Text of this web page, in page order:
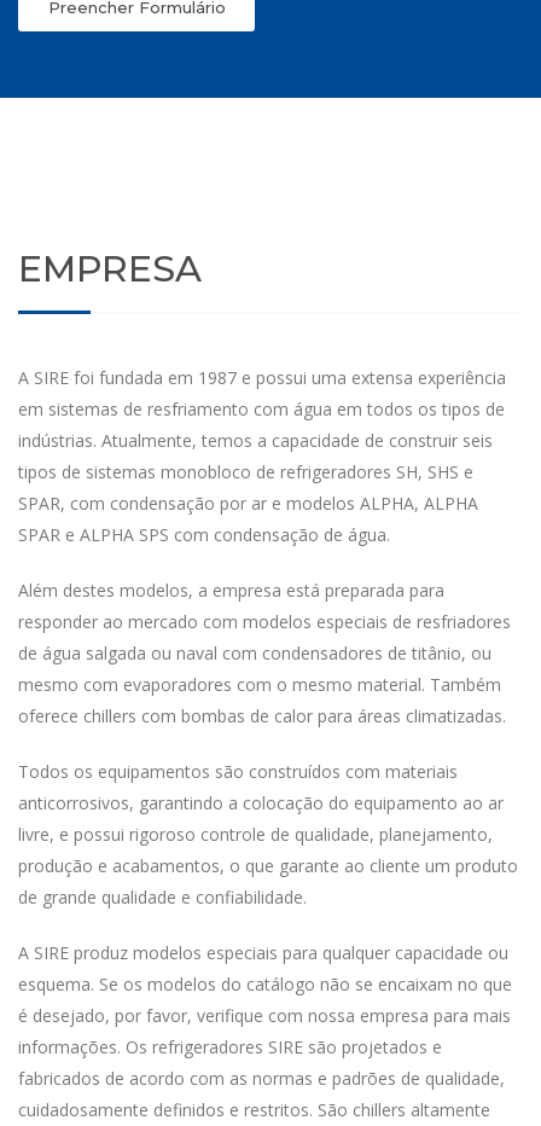
Preencher Formulário
EMPRESA
A SIRE foi fundada em 1987 e possui uma extensa experiência
em sistemas de resfriamento com água em todos os tipos de
indústrias. Atualmente, temos a capacidade de construir seis
tipos de sistemas monobloco de refrigeradores SH, SHS e
SPAR, com condensação por ar e modelos ALPHA, ALPHA
SPAR e ALPHA SPS com condensação de água.
Além destes modelos, a empresa está preparada para
responder ao mercado com modelos especiais de resfriadores
de água salgada ou naval com condensadores de titânio, ou
mesmo com evaporadores com o mesmo material. Também
oferece chillers com bombas de calor para áreas climatizadas.
Todos os equipamentos são construídos com materiais
anticorrosivos, garantindo a colocação do equipamento ao ar
livre, e possui rigoroso controle de qualidade, planejamento,
produção e acabamentos, o que garante ao cliente um produto
de grande qualidade e confiabilidade.
A SIRE produz modelos especiais para qualquer capacidade ou
esquema. Se os modelos do catálogo não se encaixam no que
é desejado, por favor, verifique com nossa empresa para mais
informações. Os refrigeradores SIRE são projetados e
fabricados de acordo com as normas e padrões de qualidade,
cuidadosamente definidos e restritos. São chillers altamente